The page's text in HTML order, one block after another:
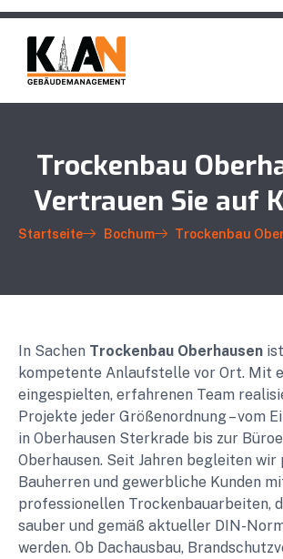
Trockenbau
Vertrauen Sie auf
Startseite Bochum Trockenbau
In Sachen Trockenbau Oberhausen
kompetente Anlaufstelle vor Ort. Mit
eingespielten, erfahrenen Team
Projekte jeder Größenordnung – vom
in Oberhausen Sterkrade bis zur
Oberhausen. Seit Jahren begleiten wir
Bauherren und gewerbliche Kunden
professionellen Trockenbauarbeiten,
sauber und gemäß aktueller DIN-
werden. Ob Dachausbau,